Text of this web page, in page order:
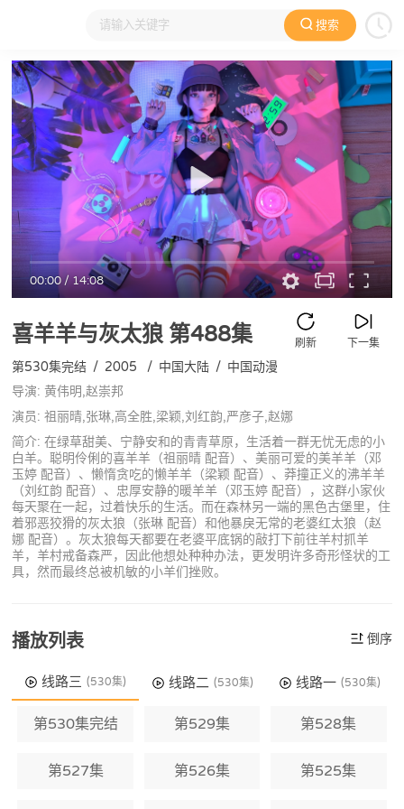
搜索
大家在看 日本动漫 国产动漫 欧美动漫 动漫电影
00:00/14:08
喜羊羊与灰太狼第488集 下一集
刷新
第530集完结 / 2005 / 中国大陆 / 中国动漫
导演: 黄伟明,赵崇邦
演员: 祖丽晴,张琳,高全胜,梁颖,刘红韵,严彦子,赵娜
简介: 在绿草甜美、宁静安和的青青草原，生活着一群无忧无虑的小
白羊。聪明伶俐的喜羊羊（祖丽晴 配音）、美丽可爱的美羊羊（邓
玉婷 配音）、懒惰贪吃的懒羊羊（梁颖 配音）、莽撞正义的沸羊羊
（刘红韵 配音）、忠厚安静的暖羊羊（邓玉婷 配音），这群小家伙
每天聚在一起，过着快乐的生活。而在森林另一端的黑色古堡里，住
着邪恶狡猾的灰太狼（张琳 配音）和他暴戾无常的老婆红太狼（赵
娜 配音）。灰太狼每天都要在老婆平底锅的敲打下前往羊村抓羊
羊，羊村戒备森严，因此他想处种种办法，更发明许多奇形怪状的工
具，然而最终总被机敏的小羊们挫败。
播放列表 倒序
线路三 (530集) 线路二 (530集) 线路一 (530集)
第530集完结 第529集 第528集
第527集 第526集 第525集